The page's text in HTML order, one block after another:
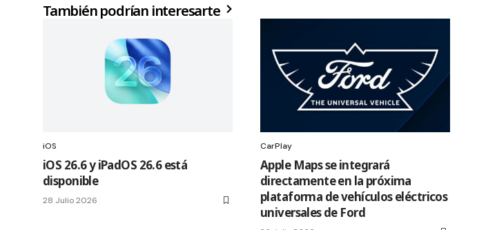
También podrían interesarte
iOS
iOS 26.6 y iPadOS 26.6 está
disponible
28 Julio 2026
CarPlay
Apple Maps se integrará
directamente en la próxima
plataforma de vehículos eléctricos
universales de Ford